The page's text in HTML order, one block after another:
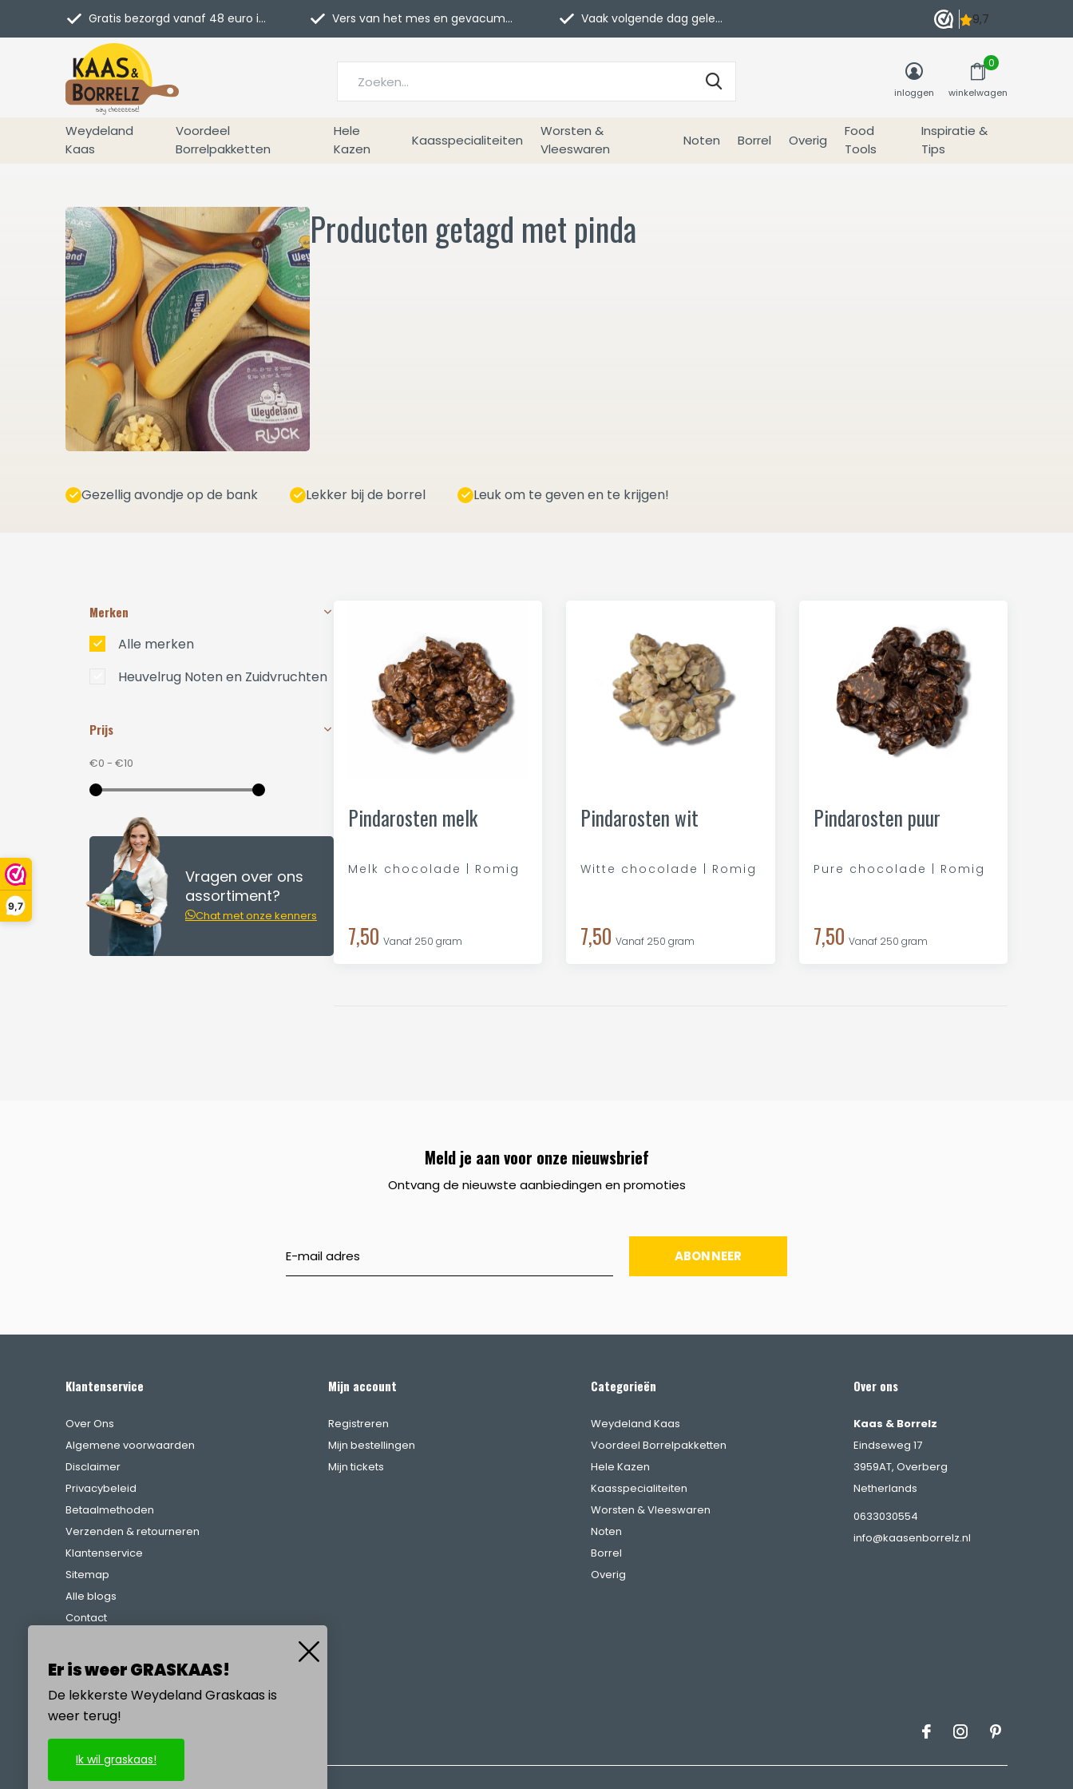
9,7
Weydeland
Kaas
Voordeel
Borrelpakketten
Hele
Kazen
Kaasspecialiteiten
Worsten &
Vleeswaren
Noten Borrel Overig
Food
Tools
Inspiratie &
Tips
inloggen winkelwagen
0
Gratis bezorgd vanaf 48 euro in NL Vers van het mes en gevacumeerd Vaak volgende dag geleverd
Producten getagd met pinda
Gezellig avondje op de bank Lekker bij de borrel Leuk om te geven en te krijgen!
Pindarosten melk
Melk chocolade | Romig
7,50 Vanaf 250 gram
Pindarosten wit
Witte chocolade | Romig
7,50 Vanaf 250 gram
Pindarosten puur
Pure chocolade | Romig
7,50 Vanaf 250 gram
Merken
Alle merken
Heuvelrug Noten en Zuidvruchten
Prijs
€0 - €10
Vragen over ons
assortiment?
Chat met onze kenners
Meld je aan voor onze nieuwsbrief
Ontvang de nieuwste aanbiedingen en promoties
ABONNEER
Klantenservice
Over Ons
Algemene voorwaarden
Disclaimer
Privacybeleid
Betaalmethoden
Verzenden & retourneren
Klantenservice
Sitemap
Alle blogs
Contact
Referenties
Mijn account
Registreren
Mijn bestellingen
Mijn tickets
Categorieën
Weydeland Kaas
Voordeel Borrelpakketten
Hele Kazen
Kaasspecialiteiten
Worsten & Vleeswaren
Noten
Borrel
Overig
Over ons
Kaas & Borrelz
Eindseweg 17
3959AT, Overberg
Netherlands
0633030554
info@kaasenborrelz.nl
Er is weer GRASKAAS!
De lekkerste Weydeland Graskaas is
weer terug!
Ik wil graskaas!